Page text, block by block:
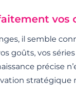
vos
il semble
goûts, vos
précise